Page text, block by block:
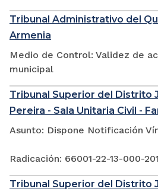
Tribunal Administrativo del
Armenia
Medio de Control: Validez de
municipal
Tribunal Superior del Distrito
Pereira - Sala Unitaria Civil -
Asunto: Dispone Notificación
Radicación: 66001-22-13-000-
Tribunal Superior del Distrito